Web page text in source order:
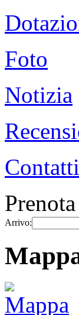
Foto
Notizia
Contatti
Arrivo: